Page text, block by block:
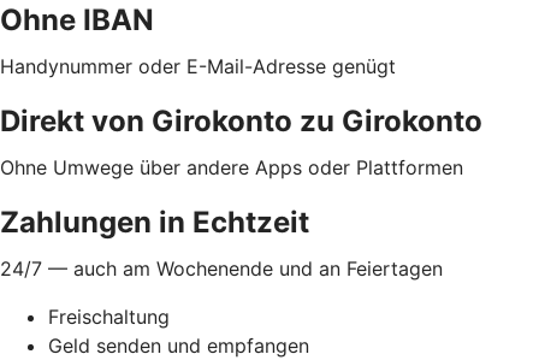
Ohne IBAN
Handynummer oder E-Mail-Adresse genügt
Direkt von Girokonto zu Girokonto
Ohne Umwege über andere Apps oder Plattformen
Zahlungen in Echtzeit
24/7 — auch am Wochenende und an Feiertagen
Freischaltung
Geld senden und empfangen